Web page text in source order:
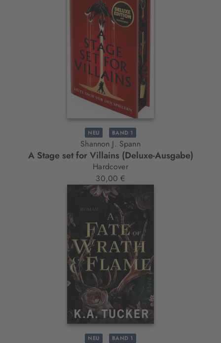
NEU BAND 1
Shannon J. Spann
A Stage set for Villains (Deluxe-Ausgabe)
Hardcover
30,00 €
NEU BAND 1